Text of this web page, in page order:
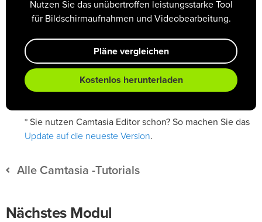
Nutzen Sie das unübertroffen leistungsstarke Tool
für Bildschirmaufnahmen und Videobearbeitung.
Pläne vergleichen
Kostenlos herunterladen
* Sie nutzen Camtasia Editor schon? So machen Sie das
Update auf die neueste Version.
Alle Camtasia -Tutorials
Nächstes Modul